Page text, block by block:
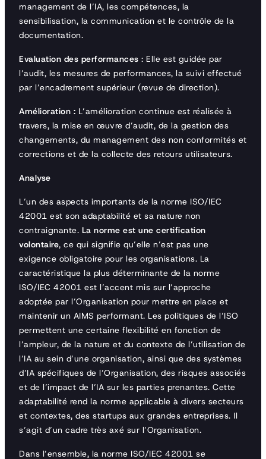
management de l’IA, les compétences, la
sensibilisation, la communication et le contrôle de la
documentation.
Evaluation des performances : Elle est guidée par
l’audit, les mesures de performances, la suivi effectué
par l’encadrement supérieur (revue de direction).
Amélioration : L’amélioration continue est réalisée à
travers, la mise en œuvre d’audit, de la gestion des
changements, du management des non conformités et
corrections et de la collecte des retours utilisateurs.
Analyse
L’un des aspects importants de la norme ISO/IEC
42001 est son adaptabilité et sa nature non
contraignante. La norme est une certification
volontaire, ce qui signifie qu’elle n’est pas une
exigence obligatoire pour les organisations. La
caractéristique la plus déterminante de la norme
ISO/IEC 42001 est l’accent mis sur l’approche
adoptée par l’Organisation pour mettre en place et
maintenir un AIMS performant. Les politiques de l’ISO
permettent une certaine flexibilité en fonction de
l’ampleur, de la nature et du contexte de l’utilisation de
l’IA au sein d’une organisation, ainsi que des systèmes
d’IA spécifiques de l’Organisation, des risques associés
et de l’impact de l’IA sur les parties prenantes. Cette
adaptabilité rend la norme applicable à divers secteurs
et contextes, des startups aux grandes entreprises. Il
s’agit d’un cadre très axé sur l’Organisation.
Dans l’ensemble, la norme ISO/IEC 42001 se